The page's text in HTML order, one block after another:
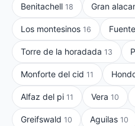
Benitachell 18 Gran
Los montesinos 16
Torre de la horadada 13
Monforte del cid 11
Alfaz del pi 11 Vera 10
Greifswald 10 Aguilas 10